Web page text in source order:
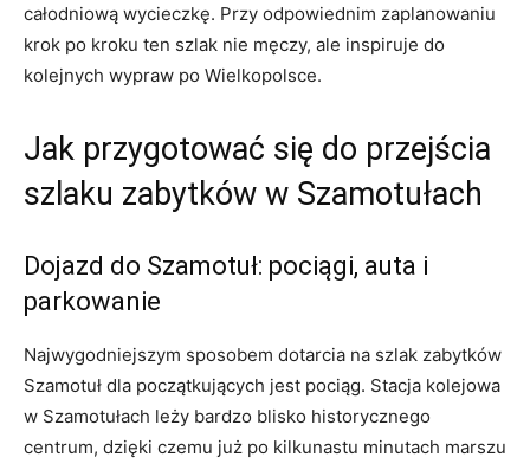
całodniową wycieczkę. Przy odpowiednim zaplanowaniu
krok po kroku ten szlak nie męczy, ale inspiruje do
kolejnych wypraw po Wielkopolsce.
Jak przygotować się do przejścia
szlaku zabytków w Szamotułach
Dojazd do Szamotuł: pociągi, auta i
parkowanie
Najwygodniejszym sposobem dotarcia na szlak zabytków
Szamotuł dla początkujących jest pociąg. Stacja kolejowa
w Szamotułach leży bardzo blisko historycznego
centrum, dzięki czemu już po kilkunastu minutach marszu